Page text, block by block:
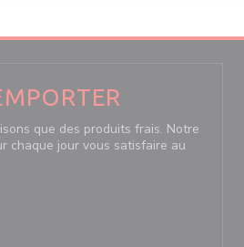
que des produits frais. Notre
chaque jour vous satisfaire au